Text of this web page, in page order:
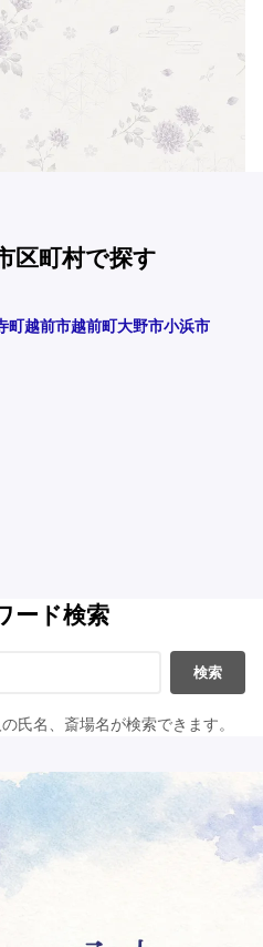
区町村で探す
町越前市越前町大野市小浜市
ード検索
検索
氏名、斎場名が検索できます。